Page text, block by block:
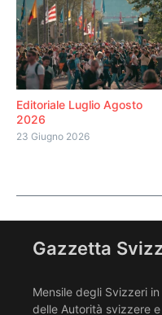
Editoriale Luglio Agosto
2026
23 Giugno 2026
Gazzetta
Mensile degli Svizzeri
delle Autorità svizzere